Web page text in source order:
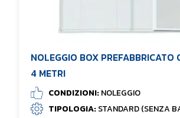
NOLEGGIO BOX PREFABBRICATO
4 METRI
CONDIZIONI:NOLEGGIO
TIPOLOGIA:STANDARD (SENZA